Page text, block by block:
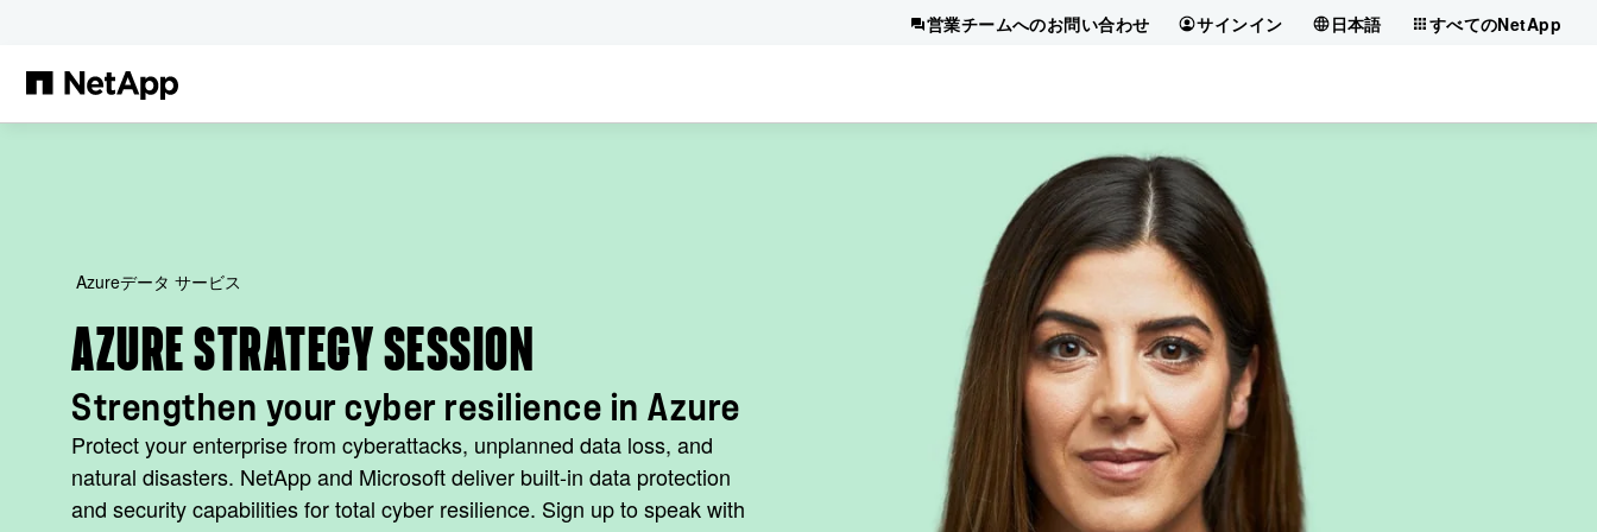
営業チームへのお問い合わせ サインイン 日本語 すべてのNetApp
Azureデータ サービス
AZURE STRATEGY SESSION
Strengthen your cyber resilience in Azure
Protect your enterprise from cyberattacks, unplanned data loss, and
natural disasters. NetApp and Microsoft deliver built-in data protection
and security capabilities for total cyber resilience. Sign up to speak with